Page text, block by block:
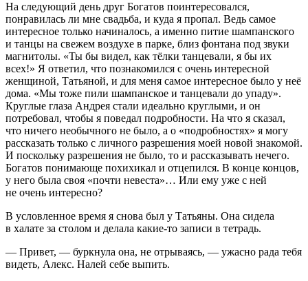
На следующий день друг Богатов поинтересовался,
понравилась ли мне свадьба, и куда я пропал. Ведь самое
интересное только начиналось, а именно питие шампанского
и танцы на свежем воздухе в парке, близ фонтана под звуки
магнитолы. «Ты бы видел, как тёлки танцевали, я бы их
всех!» Я ответил, что познакомился с очень интересной
женщиной, Татьяной, и для меня самое интересное было у неё
дома. «Мы тоже пили шампанское и танцевали до упаду».
Круглые глаза Андрея стали идеально круглыми, и он
потребовал, чтобы я поведал подробности. На что я сказал,
что ничего необычного не было, а о «подробностях» я могу
рассказать только с личного разрешения моей новой знакомой.
И поскольку разрешения не было, то и рассказывать нечего.
Богатов понимающе похихикал и отцепился. В конце концов,
у него была своя «почти невеста»… Или ему уже с ней
не очень интересно?
В условленное время я снова был у Татьяны. Она сидела
в халате за столом и делала какие-то записи в тетрадь.
— Привет, — буркнула она, не отрываясь, — ужасно рада тебя
видеть, Алекс. Налей себе выпить.